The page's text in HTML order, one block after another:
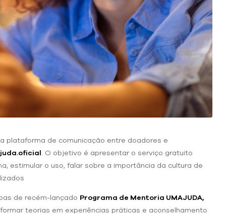
plataforma de comunicação entre doadores e
. O objetivo é apresentar o serviço gratuito
estimular o uso, falar sobre a importância da cultura de
de recém-lançado Programa de Mentoria UMAJUDA,
teorias em experiências práticas e aconselhamento